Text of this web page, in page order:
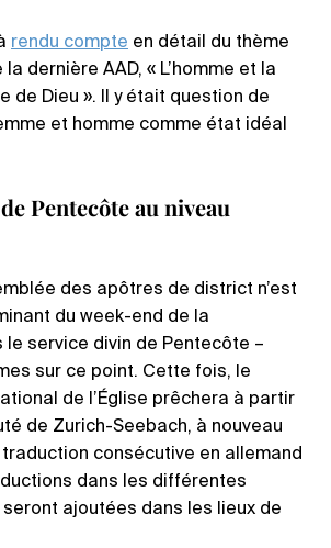
rendu compte en détail du thème
dernière AAD, « L’homme et la
de Dieu ». Il y était question de
et homme comme état idéal
Pentecôte au niveau
des apôtres de district n’est
du week-end de la
le service divin de Pentecôte –
sur ce point. Cette fois, le
de l’Église prêchera à partir
de Zurich-Seebach, à nouveau
consécutive en allemand
dans les différentes
ajoutées dans les lieux de